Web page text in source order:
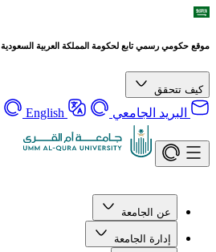
موقع حكومي رسمي تابع لحكومة المملكة العربية السعودية
كيف تتحقق
البريد الجامعي English
عن الجامعة
إدارة الجامعة